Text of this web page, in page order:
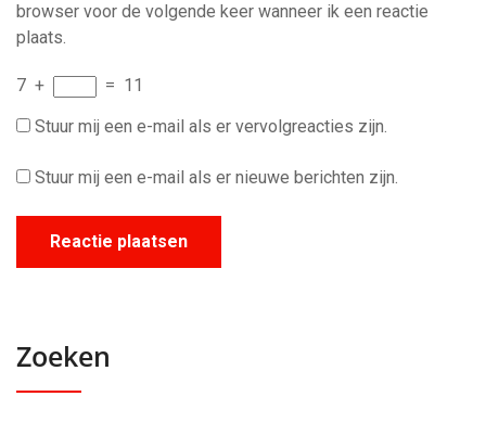
browser voor de volgende keer wanneer ik een reactie
plaats.
7 + = 11
Stuur mij een e-mail als er vervolgreacties zijn.
Stuur mij een e-mail als er nieuwe berichten zijn.
Zoeken